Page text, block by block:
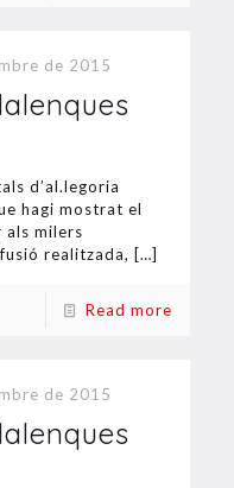
de 2015
d’al.legoria
hagi mostrat el
milers
realitzada, […]
Read more
de 2015